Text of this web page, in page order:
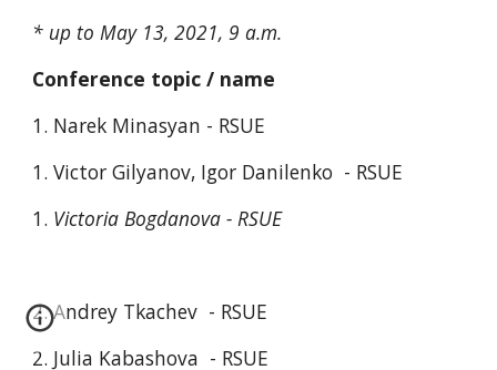
* up to May 13, 2021, 9 а.m.
Conference topic / name
1. Narek Minasyan - RSUE
1. Victor Gilyanov, Igor Danilenko  - RSUE
1. Victoria Bogdanova - RSUE
2. Andrey Tkachev  - RSUE
2. Julia Kabashova  - RSUE